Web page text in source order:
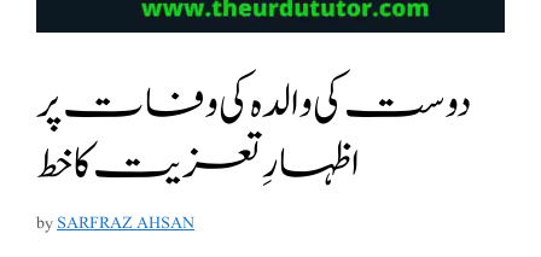
دوست کی والدہ کی وفات پر
اظہارِ تعزیت کا خط
bySARFRAZ AHSAN